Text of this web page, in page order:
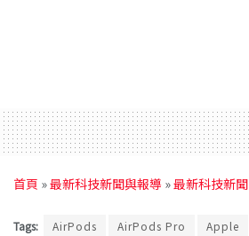
首頁 »最新科技新聞與報導 »最新科技新聞
Tags: AirPods AirPods Pro Apple